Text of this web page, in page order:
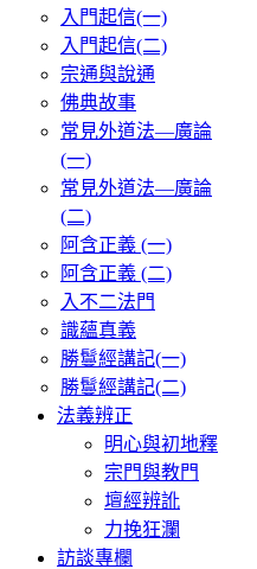
入門起信(一)
入門起信(二)
宗通與說通
佛典故事
常見外道法—廣論
(一)
常見外道法—廣論
(二)
阿含正義 (一)
阿含正義 (二)
入不二法門
識蘊真義
勝鬘經講記(一)
勝鬘經講記(二)
法義辨正
明心與初地釋
宗門與教門
壇經辨訛
力挽狂瀾
訪談專欄